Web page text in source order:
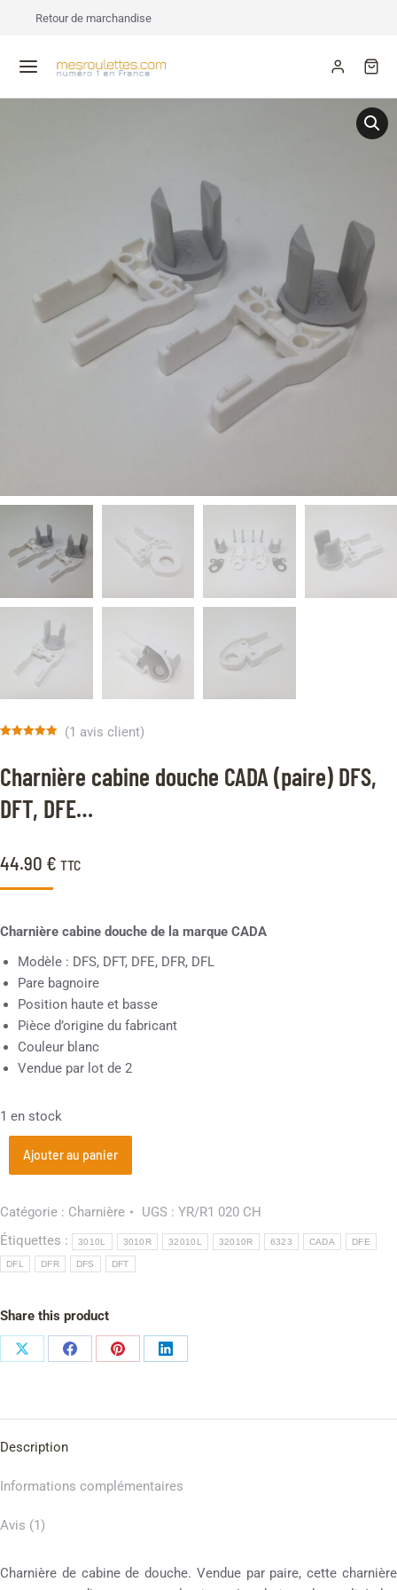
Retour de marchandise
Charnière cabine douche CADA (paire) DFS,
DFT, DFE…
44.90 € TTC
sur notation
client
(1 avis client)
Charnière cabine douche de la marque CADA
Modèle : DFS, DFT, DFE, DFR, DFL
Pare bagnoire
Position haute et basse
Pièce d’origine du fabricant
Couleur blanc
Vendue par lot de 2
1 en stock
Ajouter au panier
Catégorie : Charnière UGS : YR/R1 020 CH
Étiquettes :
3010L 3010R 32010L 32010R 6323 CADA DFE
DFL DFR DFS DFT
Share this product
Description
Informations complémentaires
Avis (1)
Charnière de cabine de douche. Vendue par paire, cette charnière